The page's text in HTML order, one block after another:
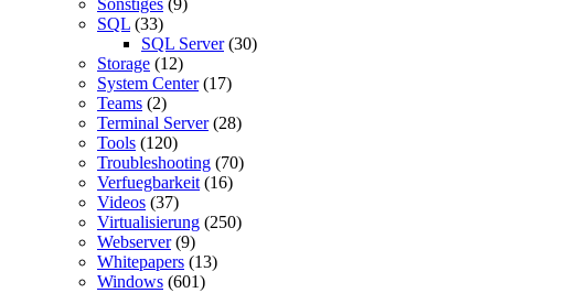
SQL (33)
SQL Server(30)
Storage (12)
System Center(17)
Teams (2)
Terminal Server(28)
Tools (120)
Troubleshooting (70)
Verfuegbarkeit (16)
Videos (37)
Virtualisierung (250)
Webserver(9)
Whitepapers (13)
Windows (601)